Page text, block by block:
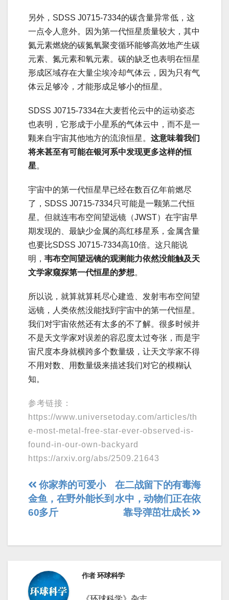
另外，SDSS J0715-7334的碳含量异常低，这
一点令人意外。因为第一代恒星质量较大，其中
氦元素燃烧的碳氮氧聚变循环能够高效地产生碳
元素、氮元素和氧元素。碳的缺乏也表明在恒星
形成区域存在大量尘埃冷却气体云，因为只有气
体云足够冷，才能形成足够小的恒星。
SDSS J0715-7334在大麦哲伦云中的运动姿态
也表明，它形成于小星系的气体云中，而不是一
颗来自宇宙其他地方的流浪恒星。 这意味着我们
将来甚至有可能在银河系中发现更多这样的恒
星。
宇宙中的第一代恒星早已经在数百亿年前燃尽
了，SDSS J0715-7334只可能是一颗第二代恒
星。但就连韦布空间望远镜（JWST）在宇宙早
期发现的、最缺少金属的高红移星系，金属含量
也要比SDSS J0715-7334高10倍。这只能说
明， 韦布空间望远镜的观测能力依然没能触及天
文学家窥探第一代恒星的梦想。
所以说，就算就算耗尽心建造、发射韦布空间望
远镜，人类依然没能找到宇宙中的第一代恒星。
我们对宇宙依然还有太多的不了解。很多时候并
不是天文学家对误差的容忍度太过夸张，而是宇
宙尺度本身就横跨多个数量级，让天文学家不得
不用对数、用数量级来描述我们对它的模糊认
知。
参考链接：
https://www.universetoday.com/articles/th
e-most-metal-free-star-ever-observed-is-
found-in-our-own-backyard
https://arxiv.org/abs/2509.21643
文
章
航
在二战留下的有毒海
水中，动物们正在依
靠导弹茁壮成长
你家养的可爱小
金鱼，在野外能长到
60多斤
作者环球科学